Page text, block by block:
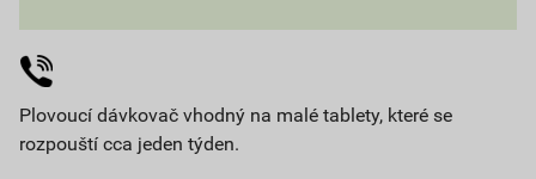
Plovoucí dávkovač vhodný na malé tablety, které se
rozpouští cca jeden týden.